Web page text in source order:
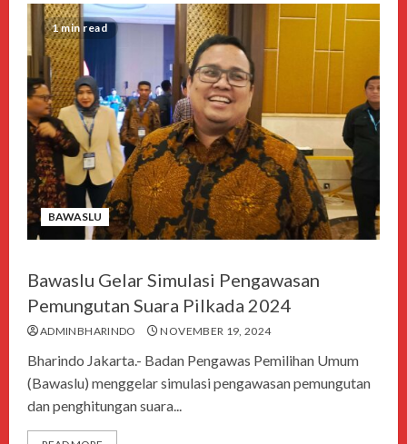
1 min read
BAWASLU
Bawaslu Gelar Simulasi Pengawasan
Pemungutan Suara Pilkada 2024
ADMINBHARINDO NOVEMBER 19, 2024
Bharindo Jakarta.- Badan Pengawas Pemilihan Umum
(Bawaslu) menggelar simulasi pengawasan pemungutan
dan penghitungan suara...